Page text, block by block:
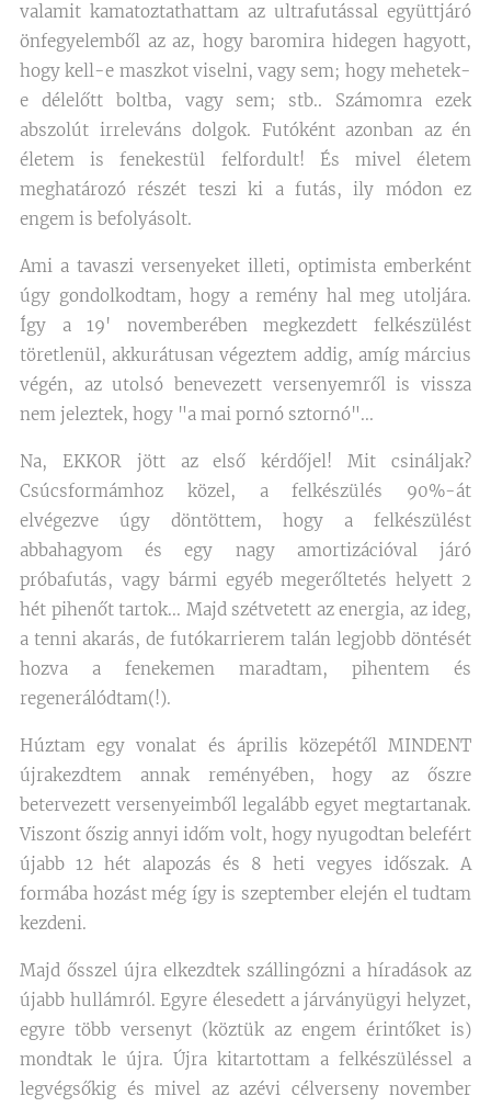
valamit kamatoztathattam az ultrafutással együttjáró
önfegyelemből az az, hogy baromira hidegen hagyott,
hogy kell-e maszkot viselni, vagy sem; hogy mehetek-
e délelőtt boltba, vagy sem; stb.. Számomra ezek
abszolút irreleváns dolgok. Futóként azonban az én
életem is fenekestül felfordult! És mivel életem
meghatározó részét teszi ki a futás, ily módon ez
engem is befolyásolt.
Ami a tavaszi versenyeket illeti, optimista emberként
úgy gondolkodtam, hogy a remény hal meg utoljára.
Így a 19' novemberében megkezdett felkészülést
töretlenül, akkurátusan végeztem addig, amíg március
végén, az utolsó benevezett versenyemről is vissza
nem jeleztek, hogy "a mai pornó sztornó"...
Na, EKKOR jött az első kérdőjel! Mit csináljak?
Csúcsformámhoz közel, a felkészülés 90%-át
elvégezve úgy döntöttem, hogy a felkészülést
abbahagyom és egy nagy amortizációval járó
próbafutás, vagy bármi egyéb megerőltetés helyett 2
hét pihenőt tartok... Majd szétvetett az energia, az ideg,
a tenni akarás, de futókarrierem talán legjobb döntését
hozva a fenekemen maradtam, pihentem és
regenerálódtam(!).
Húztam egy vonalat és április közepétől MINDENT
újrakezdtem annak reményében, hogy az őszre
betervezett versenyeimből legalább egyet megtartanak.
Viszont őszig annyi időm volt, hogy nyugodtan belefért
újabb 12 hét alapozás és 8 heti vegyes időszak. A
formába hozást még így is szeptember elején el tudtam
kezdeni.
Majd ősszel újra elkezdtek szállingózni a híradások az
újabb hullámról. Egyre élesedett a járványügyi helyzet,
egyre több versenyt (köztük az engem érintőket is)
mondtak le újra. Újra kitartottam a felkészüléssel a
legvégsőkig és mivel az azévi célverseny november